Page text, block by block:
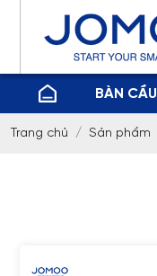
BÀN CẦU
Trang chủ Sản phẩm